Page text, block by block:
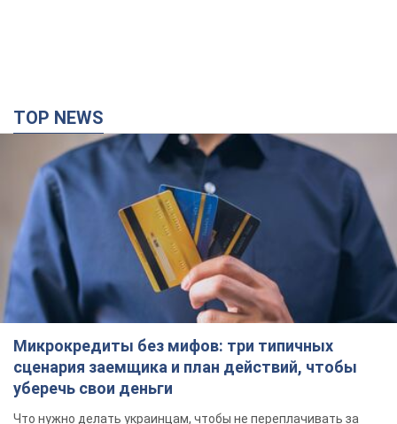
TOP NEWS
Микрокредиты без мифов: три типичных
сценария заемщика и план действий, чтобы
уберечь свои деньги
Что нужно делать украинцам, чтобы не переплачивать за